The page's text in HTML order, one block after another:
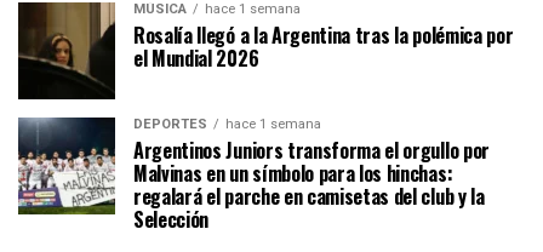
MÚSICA hace 1 semana
Rosalía llegó a la Argentina tras la polémica por
el Mundial 2026
DEPORTES hace 1 semana
Argentinos Juniors transforma el orgullo por
Malvinas en un símbolo para los hinchas:
regalará el parche en camisetas del club y la
Selección